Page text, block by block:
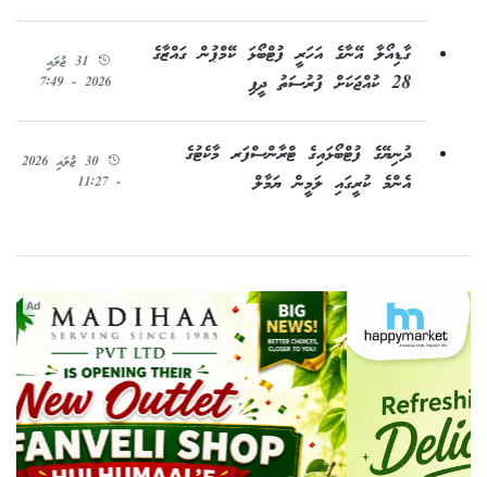
ގާޑިއޯލާ އޭނާގެ އަހަރީ ފުޓްބޯޅަ ކޭމްޕުން ގައްޒާގެ
28 ކުއްޖަކަށް ފުރުސަތު ދީފި
31 ޖުލައި
2026 - 7:49
ދުނިޔޭގެ ފުޓްބޯޅައިގެ ޓްރާންސްފަރ މާކެޓުގެ
އެންމެ ކުރީގައި ލަމީން ޔަމާލް
30 ޖުލައި 2026
- 11:27
Ad